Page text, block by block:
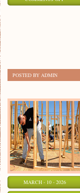
POSTED BY ADMIN
MARCH - 10 - 2026